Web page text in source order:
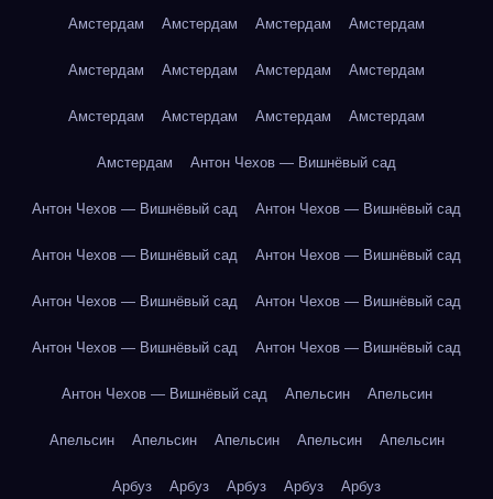
Амстердам Амстердам Амстердам Амстердам
Амстердам Амстердам Амстердам Амстердам
Амстердам Амстердам Амстердам Амстердам
Амстердам Антон Чехов — Вишнёвый сад
Антон Чехов — Вишнёвый сад Антон Чехов — Вишнёвый сад
Антон Чехов — Вишнёвый сад Антон Чехов — Вишнёвый сад
Антон Чехов — Вишнёвый сад Антон Чехов — Вишнёвый сад
Антон Чехов — Вишнёвый сад Антон Чехов — Вишнёвый сад
Антон Чехов — Вишнёвый сад Апельсин Апельсин
Апельсин Апельсин Апельсин Апельсин Апельсин
Арбуз Арбуз Арбуз Арбуз Арбуз